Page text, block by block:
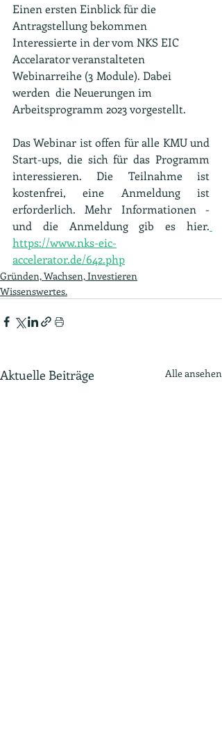
Einen ersten Einblick für die
Antragstellung bekommen
Interessierte in der vom NKS EIC
Accelarator veranstalteten
Webinarreihe (3 Module). Dabei
werden  die Neuerungen im
Arbeitsprogramm 2023 vorgestellt.
Das Webinar ist offen für alle KMU und
Start-ups, die sich für das Programm
interessieren. Die Teilnahme ist
kostenfrei, eine Anmeldung ist
erforderlich. Mehr Informationen -
und die Anmeldung gib es hier.
https://www.nks-eic-
accelerator.de/642.php
Gründen, Wachsen, Investieren
Wissenswertes.
Aktuelle Beiträge Alle ansehen